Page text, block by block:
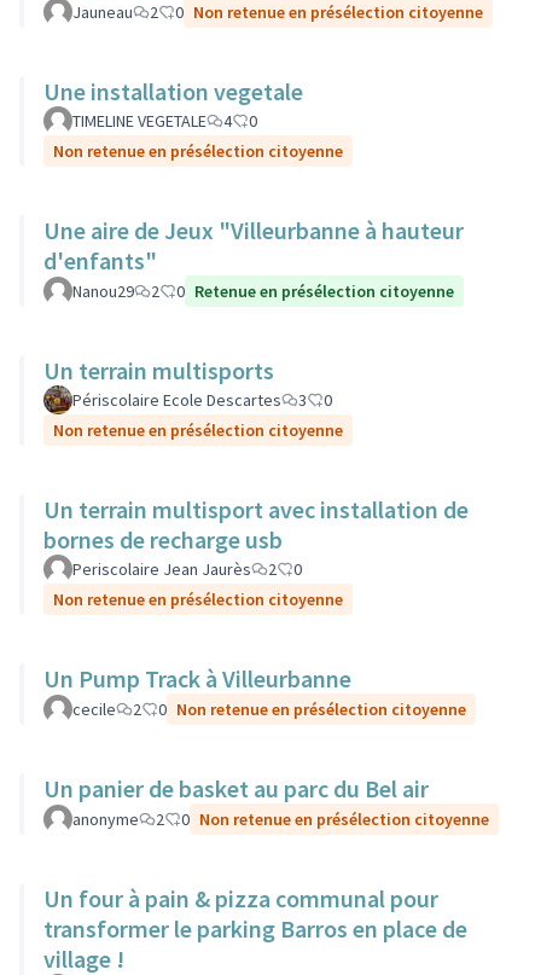
Jauneau 2 0 Non retenue en présélection citoyenne
Une installation vegetale
TIMELINE VEGETALE 4
0
Non retenue en présélection citoyenne
Une aire de Jeux "Villeurbanne à hauteur
d'enfants"
Nanou29 2 0 Retenue en présélection citoyenne
Un terrain multisports
Périscolaire Ecole Descartes 3
0
Non retenue en présélection citoyenne
Un terrain multisport avec installation de
bornes de recharge usb
Periscolaire Jean Jaurès 2
0
Non retenue en présélection citoyenne
Un Pump Track à Villeurbanne
cecile 2 0 Non retenue en présélection citoyenne
Un panier de basket au parc du Bel air
anonyme 2 0 Non retenue en présélection citoyenne
Un four à pain & pizza communal pour
transformer le parking Barros en place de
village !